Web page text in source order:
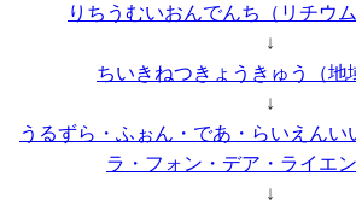
りちうむいおんでんち（リチウ
↓
ちいきねつきょうきゅう（地
↓
うるずら・ふぉん・であ・らいえん
ラ・フォン・デア・ライエン
↓